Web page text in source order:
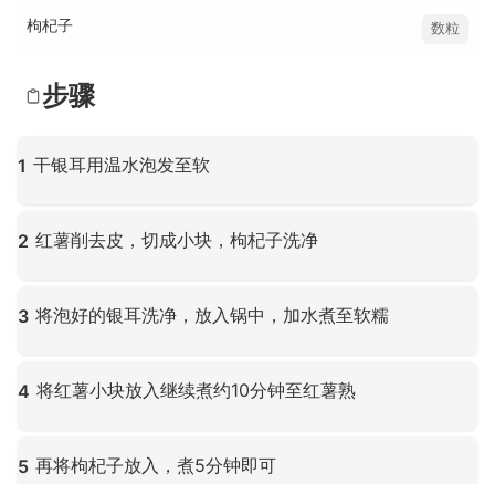
枸杞子 数粒
步骤
1 干银耳用温水泡发至软
2 红薯削去皮，切成小块，枸杞子洗净
3 将泡好的银耳洗净，放入锅中，加水煮至软糯
4 将红薯小块放入继续煮约10分钟至红薯熟
5 再将枸杞子放入，煮5分钟即可